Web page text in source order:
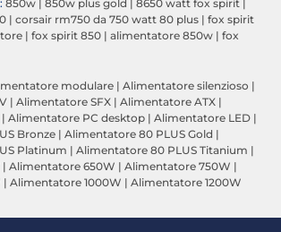
850w | 850w plus gold | 8650 watt fox spirit |
| corsair rm750 da 750 watt 80 plus | fox spirit
| fox spirit 850 | alimentatore 850w | fox
modulare | Alimentatore silenzioso |
| Alimentatore SFX | Alimentatore ATX |
| Alimentatore PC desktop | Alimentatore LED |
Bronze | Alimentatore 80 PLUS Gold |
Platinum | Alimentatore 80 PLUS Titanium |
| Alimentatore 650W | Alimentatore 750W |
| Alimentatore 1000W | Alimentatore 1200W